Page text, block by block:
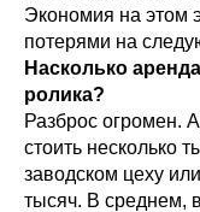
Экономия на этом
потерями на
Насколько
ролика?
Разброс огромен.
стоить несколько
заводском цеху
тысяч. В среднем,